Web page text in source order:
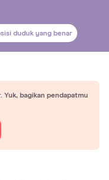
duduk yang benar
Yuk, bagikan pendapatmu